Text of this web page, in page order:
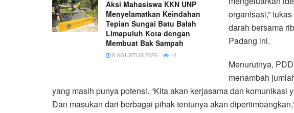
Aksi Mahasiswa KKN UNP
Menyelamatkan Keindahan
Tepian Sungai Batu Balah
Limapuluh Kota dengan
Membuat Bak Sampah
8 AGUSTUS 2026 14
organisasi,”
darah bersama
Padang ini.
Menurutnya,
menambah
yang masih punya potensi. “Kita akan kerjasama dan komunikasi
Dan masukan dari berbagai pihak tentunya akan